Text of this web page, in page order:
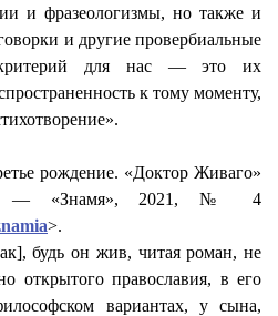
и фразеологизмы, но также и
и другие провербиальные
критерий для нас — это их
к тому моменту,
рождение. «Доктор Живаго»
— «Знамя», 2021, № 4
>.
будь он жив, читая роман, не
открытого православия, в его
вариантах, у сына,